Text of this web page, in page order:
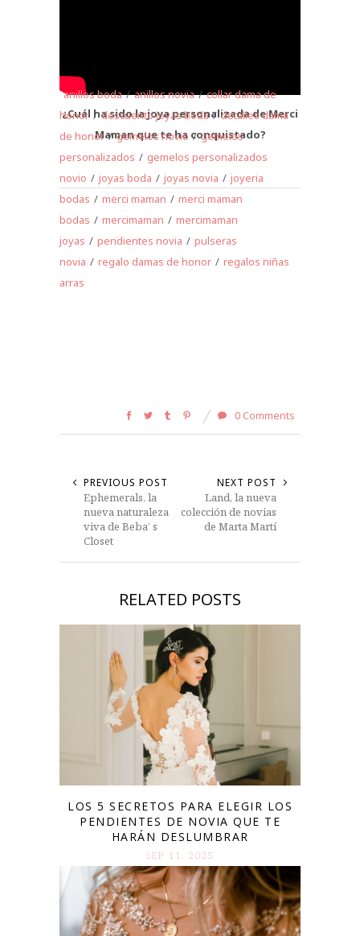
¿Cuál ha sido la joya personalizada de Merci
Maman que te ha conquistado?
anillos boda / anillos novia / collar dama de
honor / descuento joyas boda / detalles dama
de honor / gemelos novio / gemelos
personalizados / gemelos personalizados
novio / joyas boda / joyas novia / joyeria
bodas / merci maman / merci maman
bodas / mercimaman / mercimaman
joyas / pendientes novia / pulseras
novia / regalo damas de honor / regalos niñas
arras
0 Comments
PREVIOUS POST
Ephemerals, la
nueva naturaleza
viva de Beba’ s
Closet
NEXT POST
Land, la nueva
colección de novias
de Marta Martí
RELATED POSTS
LOS 5 SECRETOS PARA ELEGIR LOS
PENDIENTES DE NOVIA QUE TE
HARÁN DESLUMBRAR
SEP 11. 2025